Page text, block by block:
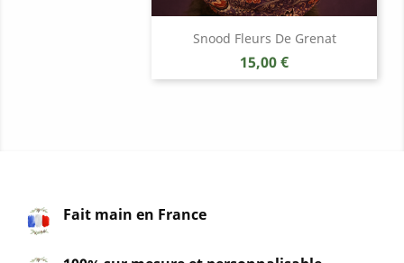
Snood Fleurs De Grenat
Prix
15,00 €
Fait main en France